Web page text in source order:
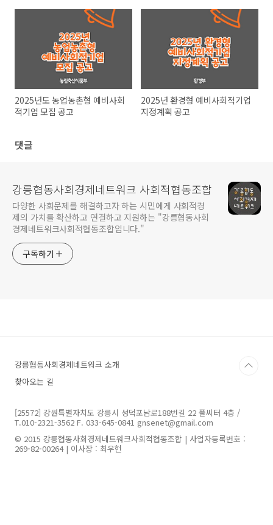
2025년도 농업농촌형 예비사회
적기업 모집 공고
2025년 환경형 예비사회적기업
지정계획 공고
댓글
강릉협동사회경제네트워크 사회적협동조합
다양한 사회문제를 해결하고자 하는 시민에게 사회적경
제의 가치를 확산하고 연결하고 지원하는 "강릉협동사회
경제네트워크사회적협동조합입니다."
구독하기
강릉협동사회경제네트워크 소개
찾아오는 길
[25572] 강원특별자치도 강릉시 성덕포남로188번길 22 풀씨터 4층 /
T.010-2321-3562 F. 033-645-0841 gnsenet@gmail.com
© 2015 강릉협동사회경제네트워크사회적협동조합 | 사업자등록번호 :
269-82-00264 | 이사장 : 최우헌